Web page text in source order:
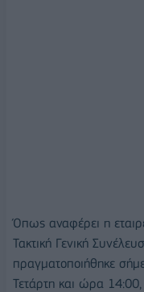
Όπως αναφέρει η
Τακτική Γενική
πραγματοποιήθηκε
Τετάρτη και ώρα 14:00,